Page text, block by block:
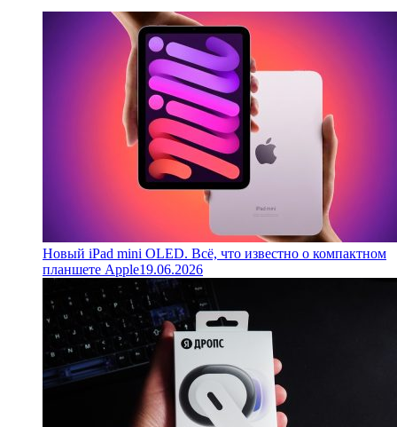
Новый iPad mini OLED. Всё, что известно о компактном
планшете Apple19.06.2026